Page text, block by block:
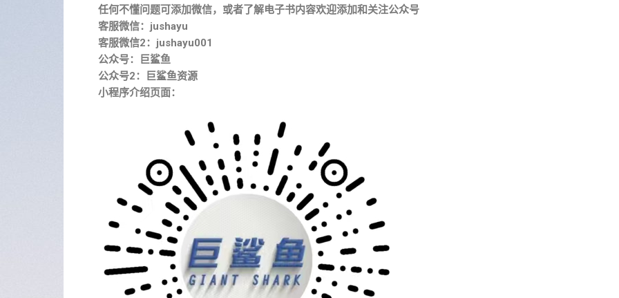
任何不懂问题可添加微信，或者了解电子书内容欢迎添加和关注公众号
客服微信：jushayu
客服微信2：jushayu001
公众号：巨鲨鱼
公众号2：巨鲨鱼资源
小程序介绍页面：